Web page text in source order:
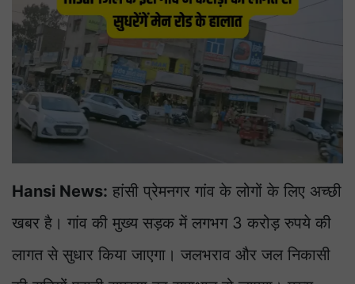
Hansi News: हांसी प्रेमनगर गांव के लोगों के लिए अच्छी
खबर है। गांव की मुख्य सड़क में लगभग 3 करोड़ रुपये की
लागत से सुधार किया जाएगा। जलभराव और जल निकासी